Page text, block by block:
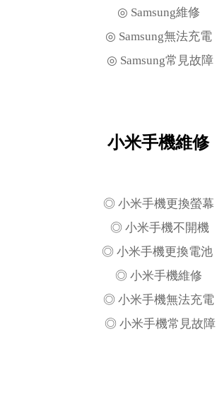
◎ Samsung維修
◎ Samsung無法充電
◎ Samsung常見故障
小米手機維修
◎ 小米手機更換螢幕
◎ 小米手機不開機
◎ 小米手機更換電池
◎ 小米手機維修
◎ 小米手機無法充電
◎ 小米手機常見故障